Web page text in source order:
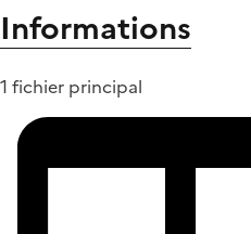
Informations
1 fichier principal